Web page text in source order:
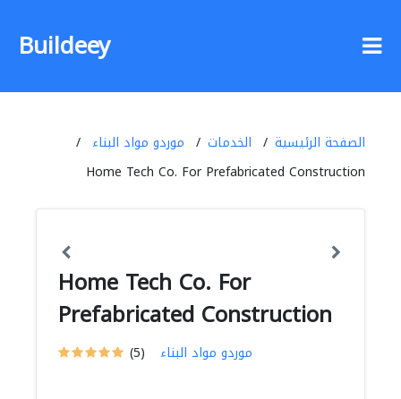
Buildeey
الصفحة الرئيسية الخدمات
موردو مواد البناء
Home Tech Co. For Prefabricated Construction
Home Tech Co. For
Prefabricated Construction
(5) موردو مواد البناء